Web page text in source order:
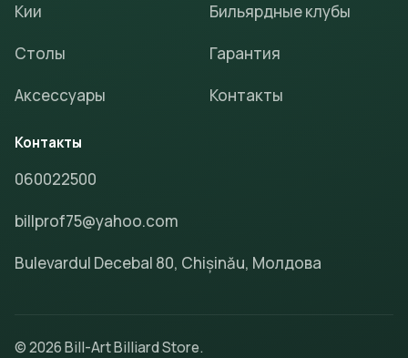
Кии
Столы
Аксессуары
Бильярдные клубы
Гарантия
Контакты
Контакты
060022500
billprof75@yahoo.com
Bulevardul Decebal 80, Chișinău, Молдова
© 2026 Bill-Art Billiard Store.